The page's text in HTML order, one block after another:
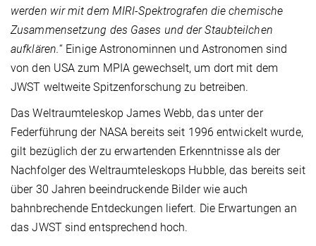
werden wir mit dem MIRI-Spektrografen die chemische
Zusammensetzung des Gases und der Staubteilchen
aufklären.“ Einige Astronominnen und Astronomen sind
von den USA zum MPIA gewechselt, um dort mit dem
JWST weltweite Spitzenforschung zu betreiben.
Das Weltraumteleskop James Webb, das unter der
Federführung der NASA bereits seit 1996 entwickelt wurde,
gilt bezüglich der zu erwartenden Erkenntnisse als der
Nachfolger des Weltraumteleskops Hubble, das bereits seit
über 30 Jahren beeindruckende Bilder wie auch
bahnbrechende Entdeckungen liefert. Die Erwartungen an
das JWST sind entsprechend hoch.